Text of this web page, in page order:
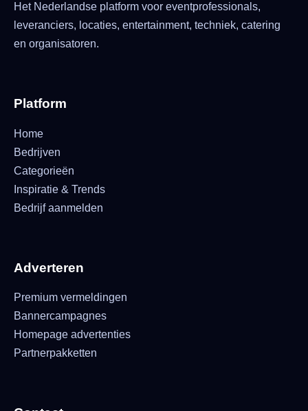
Het Nederlandse platform voor eventprofessionals,
leveranciers, locaties, entertainment, techniek, catering
en organisatoren.
Platform
Home
Bedrijven
Categorieën
Inspiratie & Trends
Bedrijf aanmelden
Adverteren
Premium vermeldingen
Bannercampagnes
Homepage advertenties
Partnerpakketten